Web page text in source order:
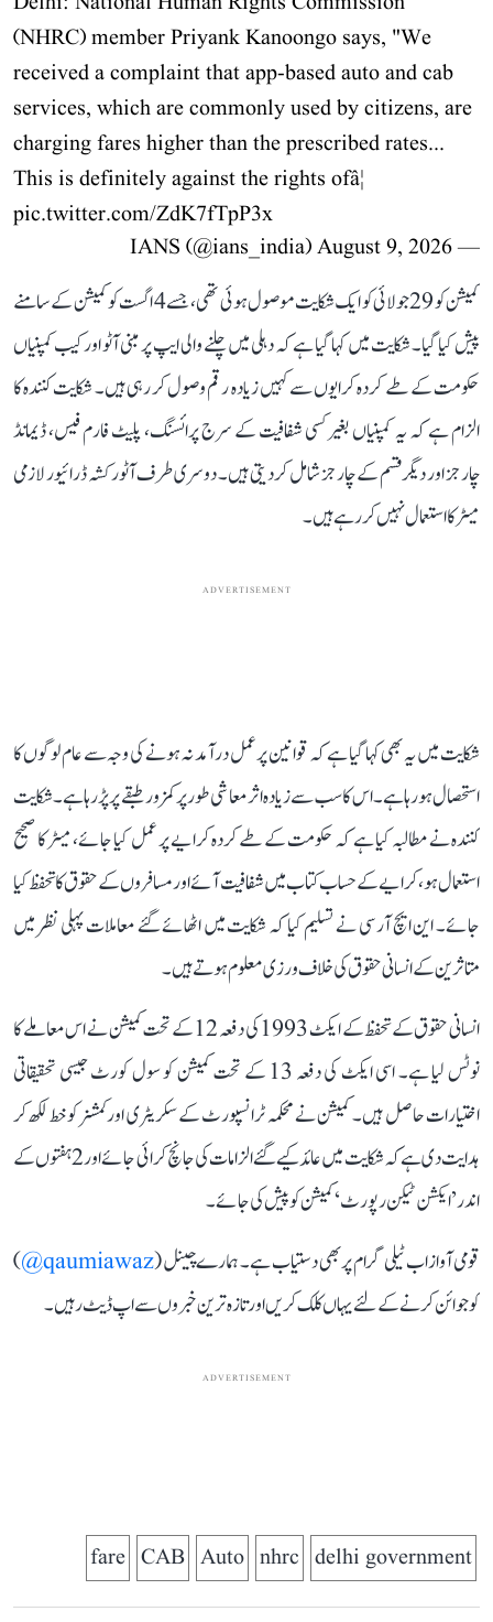
(NHRC) member Priyank Kanoongo says, "We
received a complaint that app-based auto and cab
services, which are commonly used by citizens, are
charging fares higher than the prescribed rates...
This is definitely against the rights ofâ¦
pic.twitter.com/ZdK7fTpP3x
— IANS (@ians_india)
August 9, 2026
کمیشن کو 29 جولائی کو ایک شکایت موصول ہوئی تھی، جسے 4 اگست کو کمیشن کے سامنے
پیش کیا گیا۔ شکایت میں کہا گیا ہے کہ دہلی میں چلنے والی ایپ پر مبنی آٹو اور کیب کمپنیاں
حکومت کے طے کردہ کرایوں سے کہیں زیادہ رقم وصول کر رہی ہیں۔ شکایت کنندہ کا
الزام ہے کہ یہ کمپنیاں بغیر کسی شفافیت کے سرج پرائسنگ، پلیٹ فارم فیس، ڈیمانڈ
چارجز اور دیگر قسم کے چارجز شامل کر دیتی ہیں۔ دوسری طرف آٹو رکشہ ڈرائیور لازمی
میٹر کا استعمال نہیں کر رہے ہیں۔
ADVERTISEMENT
شکایت میں یہ بھی کہا گیا ہے کہ قوانین پر عمل درآمد نہ ہونے کی وجہ سے عام لوگوں کا
استحصال ہو رہا ہے۔ اس کا سب سے زیادہ اثر معاشی طور پر کمزور طبقے پر پڑ رہا ہے۔ شکایت
کنندہ نے مطالبہ کیا ہے کہ حکومت کے طے کردہ کرایے پر عمل کیا جائے، میٹر کا صحیح
استعمال ہو، کرایے کے حساب کتاب میں شفافیت آئے اور مسافروں کے حقوق کا تحفظ کیا
جائے۔ این ایچ آر سی نے تسلیم کیا کہ شکایت میں اٹھائے گئے معاملات پہلی نظر میں
متاثرین کے انسانی حقوق کی خلاف ورزی معلوم ہوتے ہیں۔
انسانی حقوق کے تحفظ کے ایکٹ 1993 کی دفعہ 12 کے تحت کمیشن نے اس معاملے کا
نوٹس لیا ہے۔ اسی ایکٹ کی دفعہ 13 کے تحت کمیشن کو سول کورٹ جیسی تحقیقاتی
اختیارات حاصل ہیں۔ کمیشن نے محکمہ ٹرانسپورٹ کے سکریٹری اور کمشنر کو خط لکھ کر
ہدایت دی ہے کہ شکایت میں عائد کیے گئے الزامات کی جانچ کرائی جائے اور 2 ہفتوں کے
اندر ’ایکشن ٹیکن رپورٹ‘ کمیشن کو پیش کی جائے۔
قومی آواز اب ٹیلی گرام پر بھی دستیاب ہے۔ ہمارے چینل (qaumiawaz@
)
کو جوائن کرنے کے لئے یہاں کلک کریں اور تازہ ترین خبروں سے اپ ڈیٹ رہیں۔
ADVERTISEMENT
delhi government
nhrc
Auto
CAB
fare